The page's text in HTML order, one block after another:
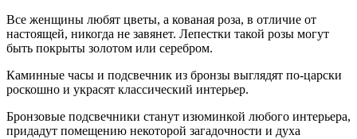
Все женщины любят цветы, а кованая роза, в отличие от
настоящей, никогда не завянет. Лепестки такой розы могут
быть покрыты золотом или серебром.
Каминные часы и подсвечник из бронзы выглядят по-царски
роскошно и украсят классический интерьер.
Бронзовые подсвечники станут изюминкой любого интерьера,
придадут помещению некоторой загадочности и духа